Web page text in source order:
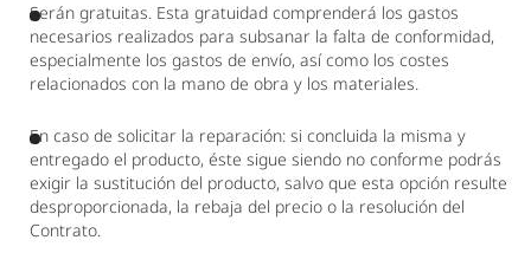
Serán gratuitas. Esta gratuidad comprenderá los gastos
necesarios realizados para subsanar la falta de conformidad,
especialmente los gastos de envío, así como los costes
relacionados con la mano de obra y los materiales.
En caso de solicitar la reparación: si concluida la misma y
entregado el producto, éste sigue siendo no conforme podrás
exigir la sustitución del producto, salvo que esta opción resulte
desproporcionada, la rebaja del precio o la resolución del
Contrato.